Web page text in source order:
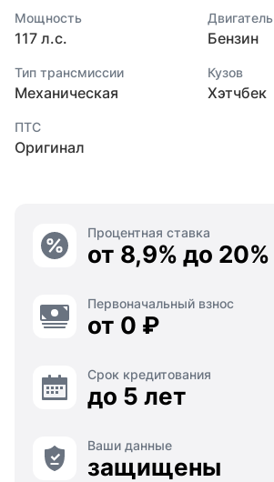
Мощность
117 л.с.
Двигатель
Бензин
Тип трансмиссии
Механическая
Кузов
Хэтчбек
ПТС
Оригинал
Процентная ставка
от 8,9% до 20%
Первоначальный взнос
от 0 ₽
Срок кредитования
до 5 лет
Ваши данные
защищены